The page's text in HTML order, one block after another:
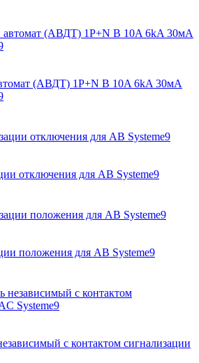
(АВДТ) 1P+N B 10A 6kA 30мА
отключения для АВ Systeme9
положения для АВ Systeme9
с контактом сигнализации